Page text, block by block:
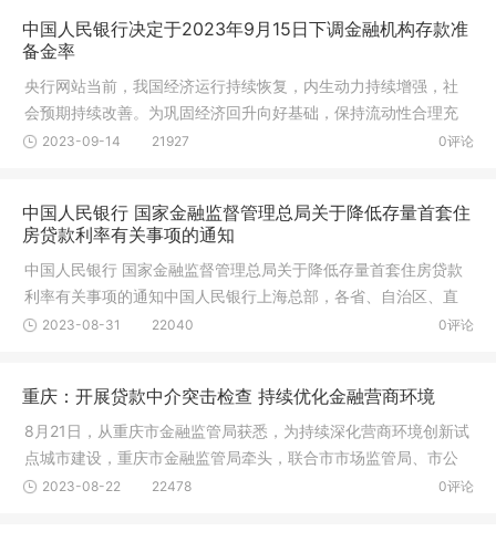
中国人民银行决定于2023年9月15日下调金融机构存款准
备金率
央行网站当前，我国经济运行持续恢复，内生动力持续增强，社
会预期持续改善。为巩固经济回升向好基础，保持流动性合理充
裕，中国
0评论
2023-09-14 21927
中国人民银行 国家金融监督管理总局关于降低存量首套住
房贷款利率有关事项的通知
中国人民银行 国家金融监督管理总局关于降低存量首套住房贷款
利率有关事项的通知中国人民银行上海总部，各省、自治区、直
辖市、
0评论
2023-08-31 22040
重庆：开展贷款中介突击检查 持续优化金融营商环境
8月21日，从重庆市金融监管局获悉，为持续深化营商环境创新试
点城市建设，重庆市金融监管局牵头，联合市市场监管局、市公
安局、
0评论
2023-08-22 22478